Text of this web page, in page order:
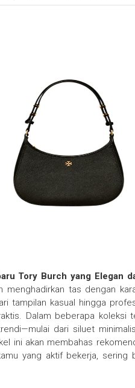
Tory Burch yang Elegan
menghadirkan tas dengan
tampilan kasual hingga
Dalam beberapa koleksi
dari siluet
ini akan membahas
yang aktif bekerja, sering